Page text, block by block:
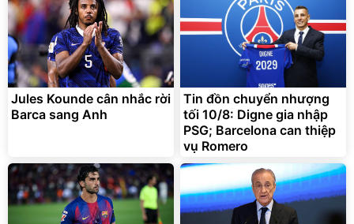
Flash Sale
Lót ghế ôtô, nâng lưng
chống nóng giúp thoải mái
trong di chuyển
295.000đ
Unmute
Sữa Tắm Lifebuoy sạch
sâu khỏi bụi mịn
Jules Kounde cân nhắc rời
Barca sang Anh
Tin đồn chuyển nhượng
tối 10/8: Digne gia nhập
PSG; Barcelona can thiệp
vụ Romero